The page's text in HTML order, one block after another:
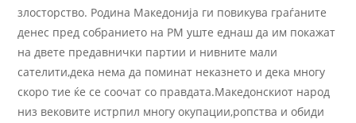
злосторство. Родина Македонија ги повикува граѓаните
денес пред собранието на РМ уште еднаш да им покажат
на двете предавнички партии и нивните мали
сателити,дека нема да поминат неказнето и дека многу
скоро тие ќе се соочат со правдата.Македонскиот народ
низ вековите истрпил многу окупации,ропства и обиди